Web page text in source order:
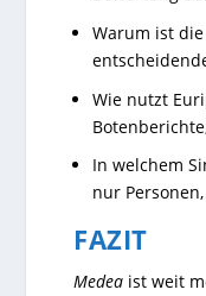
Warum ist
Wie nutzt
In welchem
nur
FAZIT
Medea ist weit